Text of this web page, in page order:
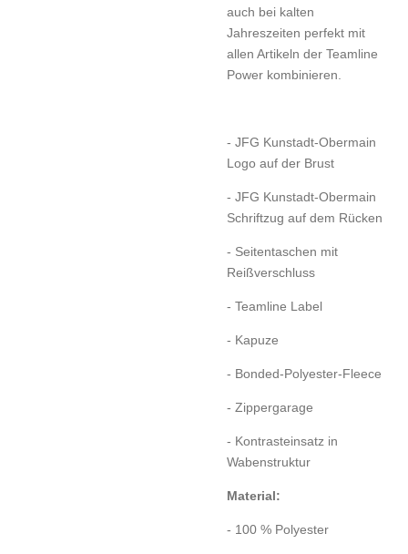
auch bei kalten
Jahreszeiten perfekt mit
allen Artikeln der Teamline
Power kombinieren.
- JFG Kunstadt-Obermain
Logo auf der Brust
- JFG Kunstadt-Obermain
Schriftzug auf dem Rücken
- Seitentaschen mit
Reißverschluss
- Teamline Label
- Kapuze
- Bonded-Polyester-Fleece
- Zippergarage
- Kontrasteinsatz in
Wabenstruktur
Material:
- 100 % Polyester